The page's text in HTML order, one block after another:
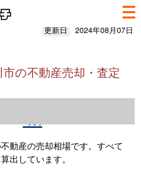
更新日 2024年08月07日
の不動産売却・査定
動産売却情報（2023年1～
動産の売却相場です。すべて
出しています。